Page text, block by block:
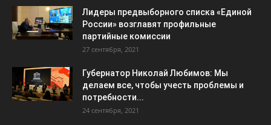
Лидеры предвыборного списка «Единой
России» возглавят профильные
партийные комиссии
27 сентября, 2021
Губернатор Николай Любимов: Мы
делаем все, чтобы учесть проблемы и
потребности...
24 сентября, 2021